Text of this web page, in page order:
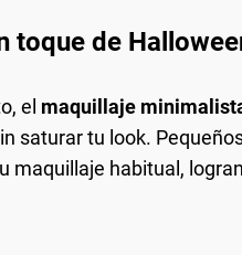
toque de
el maquillaje
saturar tu look.
maquillaje habitual,